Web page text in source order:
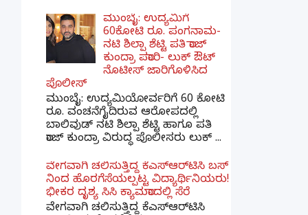
ಮುಂಬೈ: ಉದ್ಯಮಿಗೆ
60ಕೋಟಿ ರೂ. ಪಂಗನಾಮ-
ನಟಿ ಶಿಲ್ಪಾ ಶೆಟ್ಟಿ ಪತಿ ರಾಜ್
ಕುಂದ್ರಾ ಪರಾರಿ- ಲುಕ್ ಔಟ್
ನೊಟೀಸ್ ಜಾರಿಗೊಳಿಸಿದ
ಪೊಲೀಸ್
ಮುಂಬೈ: ಉದ್ಯಮಿಯೋರ್ವರಿಗೆ 60 ಕೋಟಿ
ರೂ. ವಂಚನೆಗೈದಿರುವ ಆರೋಪದಲ್ಲಿ
ಬಾಲಿವುಡ್ ನಟಿ ಶಿಲ್ಪಾ ಶೆಟ್ಟಿ ಹಾಗೂ ಪತಿ
ರಾಜ್ ಕುಂದ್ರಾ ವಿರುದ್ಧ ಪೊಲೀಸರು ಲುಕ್ ...
ವೇಗವಾಗಿ ಚಲಿಸುತ್ತಿದ್ದ ಕೆಎಸ್​ಆರ್​ಟಿಸಿ ಬಸ್​
ನಿಂದ ಹೊರಗೆಸೆಯಲ್ಪಟ್ಟ ವಿದ್ಯಾರ್ಥಿನಿಯರು!
ಭೀಕರ ದೃಶ್ಯ ಸಿಸಿ ಕ್ಯಾಮರಾದಲ್ಲಿ ಸೆರೆ
ವೇಗವಾಗಿ ಚಲಿಸುತ್ತಿದ್ದ ಕೆಎಸ್‌ಆರ್‌ಟಿಸಿ